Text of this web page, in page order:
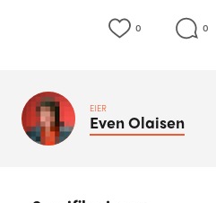
0 0
EIER
EvenOlaisen